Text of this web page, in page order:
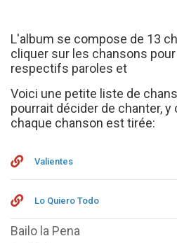
L'album se compose de 13
cliquer sur les chansons
respectifs paroles et
Voici une petite liste de
pourrait décider de chanter,
chaque chanson est tirée:
Valientes
Lo Quiero Todo
Bailo la Pena